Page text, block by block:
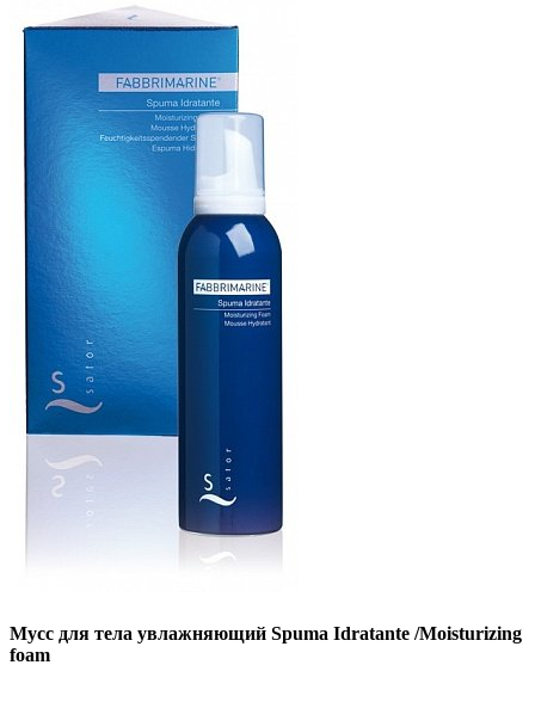
Мусс для тела увлажняющий Spuma Idratante /Moisturizing
foam